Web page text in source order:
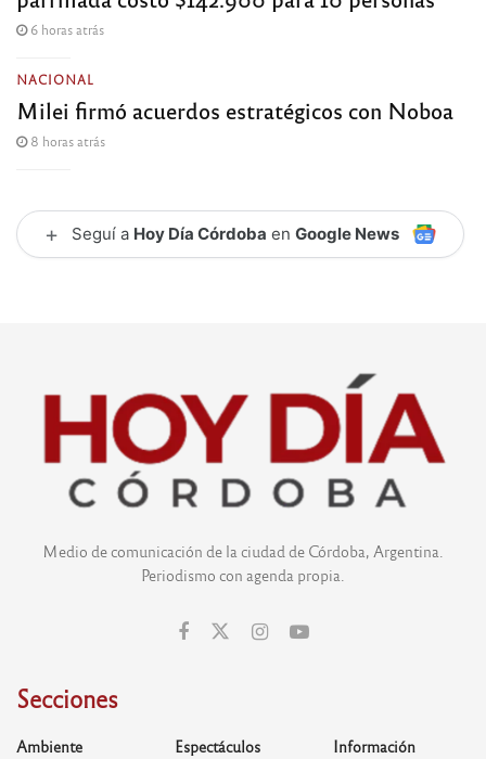
6 horas atrás
NACIONAL
Milei firmó acuerdos estratégicos con Noboa
8 horas atrás
+ Seguí a Hoy Día Córdoba en Google News
Medio de comunicación de la ciudad de Córdoba, Argentina.
Periodismo con agenda propia.
Secciones
Ambiente
Espectáculos
Información